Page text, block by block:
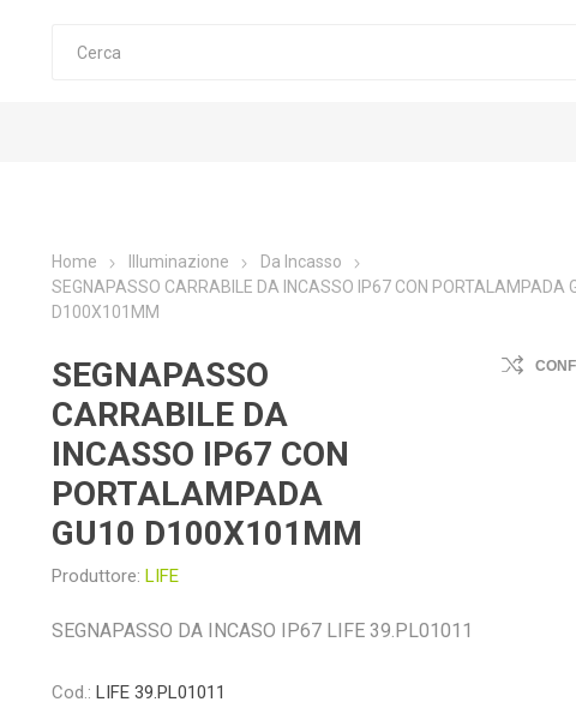
Home Illuminazione
Da Incasso
SEGNAPASSO CARRABILE DA INCASSO IP67 CON PORTALAMPADA
D100X101MM
SEGNAPASSO
CARRABILE DA
INCASSO IP67 CON
PORTALAMPADA
GU10 D100X101MM
Produttore: LIFE
SEGNAPASSO DA INCASO IP67 LIFE 39.PL01011
Cod.: LIFE 39.PL01011